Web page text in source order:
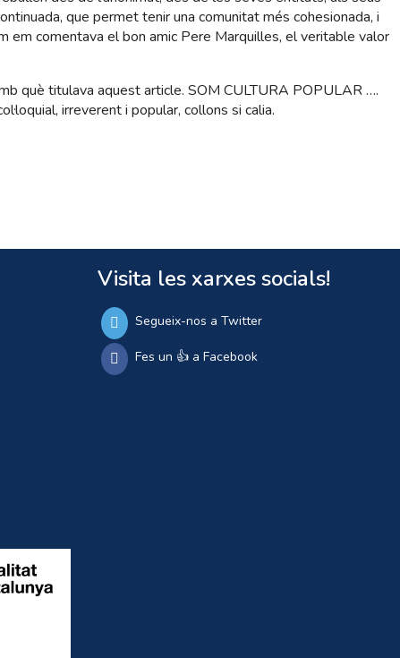
que permet tenir una comunitat més cohesionada, i
em comentava el bon amic Pere Marquilles, el veritable valor
què titulava aquest article. SOM CULTURA POPULAR ….
irreverent i popular, collons si calia.
Visita les xarxes socials!
Segueix-nos a Twitter
Fes un 👍 a Facebook